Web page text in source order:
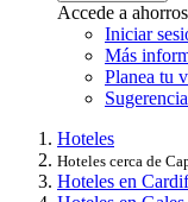
Accede a
Iniciar
Más
Planea tu
Hoteles
Hoteles cerca de
Hoteles en